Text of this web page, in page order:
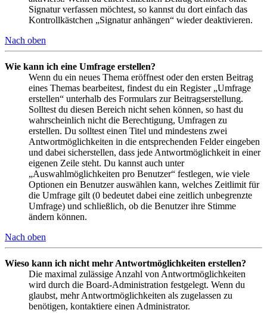
Signatur verfassen möchtest, so kannst du dort einfach das
Kontrollkästchen „Signatur anhängen“ wieder deaktivieren.
Nach oben
Wie kann ich eine Umfrage erstellen?
Wenn du ein neues Thema eröffnest oder den ersten Beitrag
eines Themas bearbeitest, findest du ein Register „Umfrage
erstellen“ unterhalb des Formulars zur Beitragserstellung.
Solltest du diesen Bereich nicht sehen können, so hast du
wahrscheinlich nicht die Berechtigung, Umfragen zu
erstellen. Du solltest einen Titel und mindestens zwei
Antwortmöglichkeiten in die entsprechenden Felder eingeben
und dabei sicherstellen, dass jede Antwortmöglichkeit in einer
eigenen Zeile steht. Du kannst auch unter
„Auswahlmöglichkeiten pro Benutzer“ festlegen, wie viele
Optionen ein Benutzer auswählen kann, welches Zeitlimit für
die Umfrage gilt (0 bedeutet dabei eine zeitlich unbegrenzte
Umfrage) und schließlich, ob die Benutzer ihre Stimme
ändern können.
Nach oben
Wieso kann ich nicht mehr Antwortmöglichkeiten erstellen?
Die maximal zulässige Anzahl von Antwortmöglichkeiten
wird durch die Board-Administration festgelegt. Wenn du
glaubst, mehr Antwortmöglichkeiten als zugelassen zu
benötigen, kontaktiere einen Administrator.